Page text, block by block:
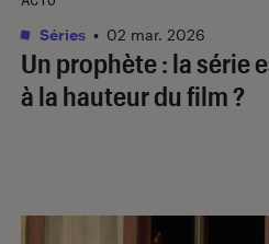
Un prophète: la série
à la hauteur du film ?
Séries • 02 mar. 2026